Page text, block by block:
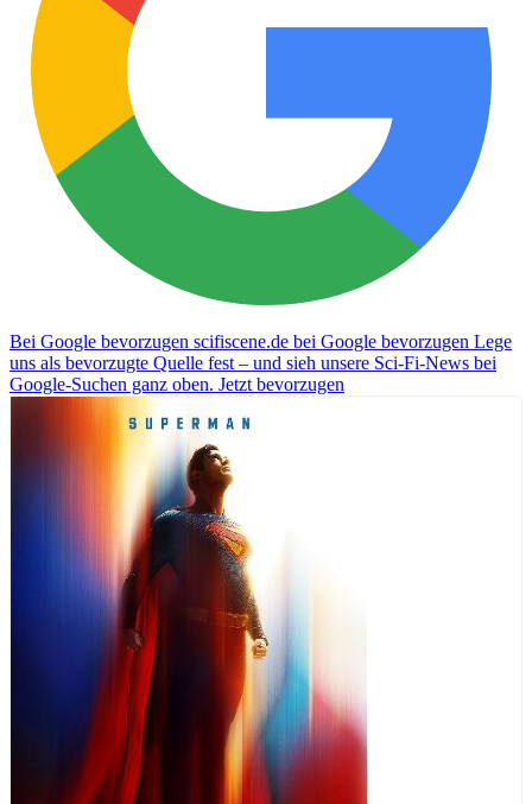
Bei Google bevorzugen scifiscene.de bei Google bevorzugen Lege
uns als bevorzugte Quelle fest – und sieh unsere Sci-Fi-News bei
Google-Suchen ganz oben. Jetzt bevorzugen